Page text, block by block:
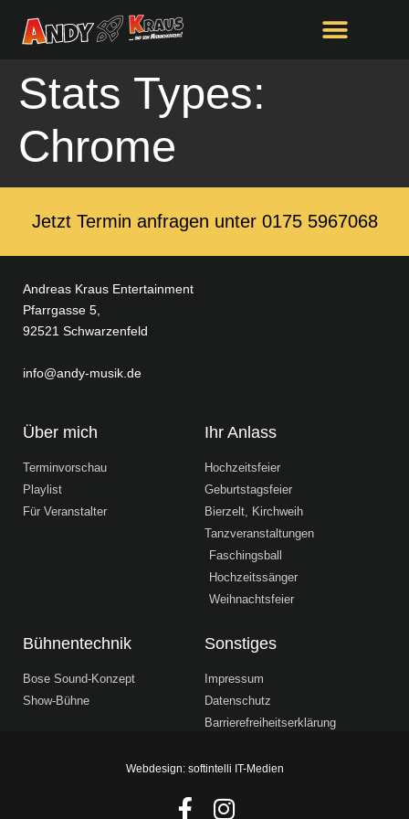
springen
Stats Types:
Chrome
Jetzt Termin anfragen unter ‭0175 5967068‬
Andreas Kraus Entertainment
Pfarrgasse 5,
92521 Schwarzenfeld
info@andy-musik.de
Über mich
Terminvorschau
Playlist
Für Veranstalter
Ihr Anlass
Hochzeitsfeier
Geburtstagsfeier
Bierzelt, Kirchweih
Tanzveranstaltungen
Faschingsball
Hochzeitssänger
Weihnachtsfeier
Bühnentechnik
Bose Sound-Konzept
Show-Bühne
Sonstiges
Impressum
Datenschutz
Barrierefreiheitserklärung
Webdesign: softintelli IT-Medien